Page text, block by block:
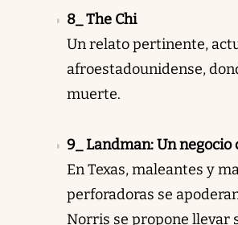
8_ The Chi
Un relato pertinente,
afroestadounidense,
muerte.
9_ Landman: Un
En Texas, maleantes y
perforadoras se
Norris se propone llevar